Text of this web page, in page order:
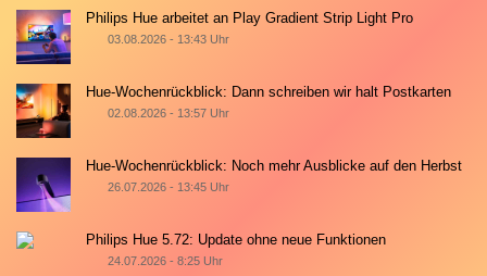
Philips Hue arbeitet an Play Gradient Strip Light Pro
03.08.2026 - 13:43 Uhr
Hue-Wochenrückblick: Dann schreiben wir halt Postkarten
02.08.2026 - 13:57 Uhr
Hue-Wochenrückblick: Noch mehr Ausblicke auf den Herbst
26.07.2026 - 13:45 Uhr
Philips Hue 5.72: Update ohne neue Funktionen
24.07.2026 - 8:25 Uhr